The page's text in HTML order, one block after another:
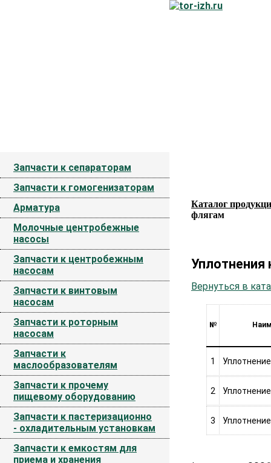
Запчасти к сепараторам
Запчасти к гомогенизаторам
Арматура
Молочные центробежные
насосы
Запчасти к центробежным
насосам
Запчасти к винтовым
насосам
Запчасти к роторным
насосам
Запчасти к
маслообразователям
Запчасти к прочему
пищевому оборудованию
Запчасти к пастеризационно
- охладительным установкам
Запчасти к емкостям для
приема и хранения
Каталог
флягам
Уплотнения
Вернуться в
№
1
2
3